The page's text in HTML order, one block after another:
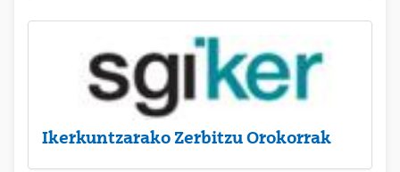
Ikerkuntzarako Zerbitzu Orokorrak